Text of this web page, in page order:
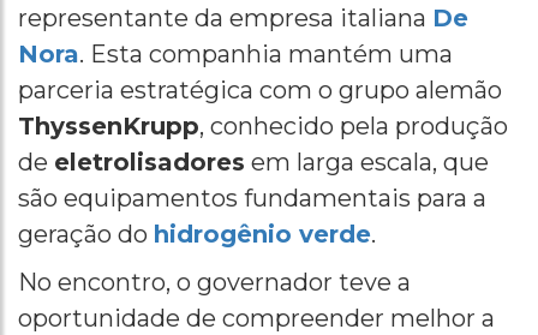
representante da empresa italiana De
Nora. Esta companhia mantém uma
parceria estratégica com o grupo alemão
ThyssenKrupp, conhecido pela produção
de eletrolisadores em larga escala, que
são equipamentos fundamentais para a
geração do hidrogênio verde.
No encontro, o governador teve a
oportunidade de compreender melhor a